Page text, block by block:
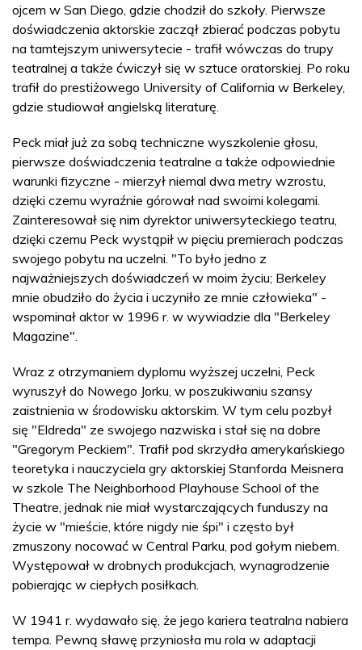
ojcem w San Diego, gdzie chodził do szkoły. Pierwsze
doświadczenia aktorskie zaczął zbierać podczas pobytu
na tamtejszym uniwersytecie - trafił wówczas do trupy
teatralnej a także ćwiczył się w sztuce oratorskiej. Po roku
trafił do prestiżowego University of California w Berkeley,
gdzie studiował angielską literaturę.
Peck miał już za sobą techniczne wyszkolenie głosu,
pierwsze doświadczenia teatralne a także odpowiednie
warunki fizyczne - mierzył niemal dwa metry wzrostu,
dzięki czemu wyraźnie górował nad swoimi kolegami.
Zainteresował się nim dyrektor uniwersyteckiego teatru,
dzięki czemu Peck wystąpił w pięciu premierach podczas
swojego pobytu na uczelni. "To było jedno z
najważniejszych doświadczeń w moim życiu; Berkeley
mnie obudziło do życia i uczyniło ze mnie człowieka" -
wspominał aktor w 1996 r. w wywiadzie dla "Berkeley
Magazine".
Wraz z otrzymaniem dyplomu wyższej uczelni, Peck
wyruszył do Nowego Jorku, w poszukiwaniu szansy
zaistnienia w środowisku aktorskim. W tym celu pozbył
się "Eldreda" ze swojego nazwiska i stał się na dobre
"Gregorym Peckiem". Trafił pod skrzydła amerykańskiego
teoretyka i nauczyciela gry aktorskiej Stanforda Meisnera
w szkole The Neighborhood Playhouse School of the
Theatre, jednak nie miał wystarczających funduszy na
życie w "mieście, które nigdy nie śpi" i często był
zmuszony nocować w Central Parku, pod gołym niebem.
Występował w drobnych produkcjach, wynagrodzenie
pobierając w ciepłych posiłkach.
W 1941 r. wydawało się, że jego kariera teatralna nabiera
tempa. Pewną sławę przyniosła mu rola w adaptacji